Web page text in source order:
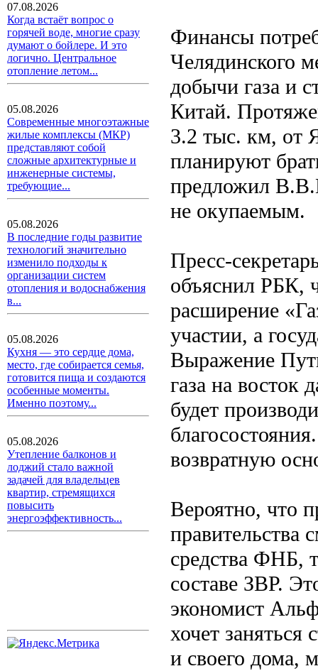
07.08.2026
Когда встаёт вопрос о
горячей воде, многие сразу
думают о бойлере. И это
логично. Центральное
отопление летом...
05.08.2026
Современные многоэтажные
жилые комплексы (МКР)
представляют собой
сложные архитектурные и
инженерные системы,
требующие...
05.08.2026
В последние годы развитие
технологий значительно
изменило подходы к
организации систем
отопления и водоснабжения
в...
05.08.2026
Кухня — это сердце дома,
место, где собирается семья,
готовится пища и создаются
особенные моменты.
Именно поэтому...
05.08.2026
Утепление балконов и
лоджий стало важной
задачей для владельцев
квартир, стремящихся
повысить
энергоэффективность...
Финансы
Челядинского
добычи газа и
Китай.
3.2 тыс. км, от
планируют
предложил
не окупаемым.
Пресс-
объяснил РБК,
расширение
участии, а
Выражение
газа на восток
будет
возвратную
Вероятно, что
правительства
средства ФНБ,
составе ЗВР.
экономист
хочет заняться
и своего дома,